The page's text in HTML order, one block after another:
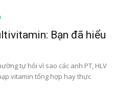
Bạn đã hiểu
tự hỏi vì sao các anh PT, HLV
vitamin tổng hợp hay thực